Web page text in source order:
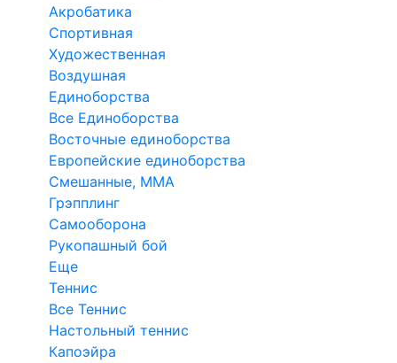
Акробатика
Спортивная
Художественная
Воздушная
Единоборства
Все Единоборства
Восточные единоборства
Европейские единоборства
Смешанные, ММА
Грэпплинг
Самооборона
Рукопашный бой
Еще
Теннис
Все Теннис
Настольный теннис
Капоэйра